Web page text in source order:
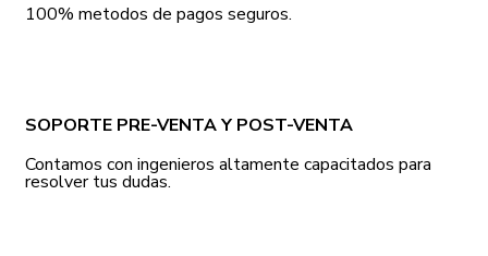
100% metodos de pagos seguros.
SOPORTE PRE-VENTA Y POST-VENTA
Contamos con ingenieros altamente capacitados para
resolver tus dudas.